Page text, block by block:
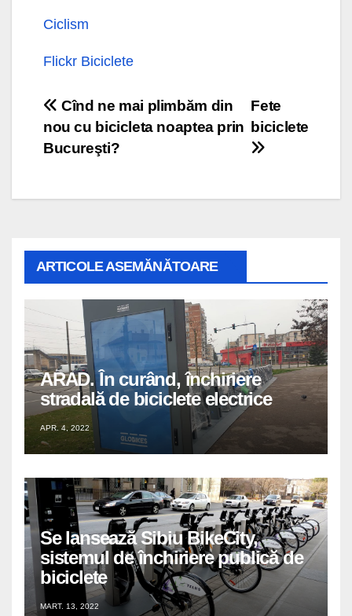
Ciclism
Flickr Biciclete
Navigare
în
Fete
biciclete
Cînd ne mai plimbăm din
nou cu bicicleta noaptea prin
Bucureşti?
ARTICOLE ASEMĂNĂTOARE
ARAD. În curând, închiriere
stradală de biciclete electrice
APR. 4, 2022
Se lansează Sibiu BikeCity,
sistemul de închiriere publică de
biciclete
MART. 13, 2022